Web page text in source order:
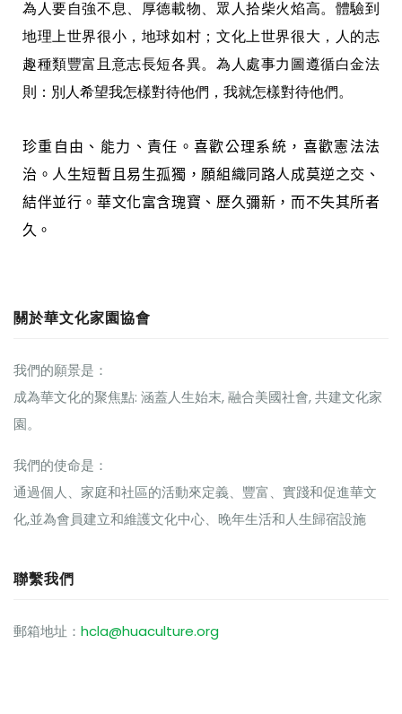
為人要自強不息、厚德載物、眾人拾柴火焰高。體驗到
地理上世界很小，地球如村；文化上世界很大，人的志
趣種類豐富且意志長短各異。為人處事力圖遵循白金法
則：別人希望我怎樣對待他們，我就怎樣對待他們。
珍重自由、能力、責任。喜歡公理系統，喜歡憲法法
治。人生短暫且易生孤獨，願組織同路人成莫逆之交、
結伴並行。華文化富含瑰寶、歷久彌新，而不失其所者
久。
關於華文化家園協會
我們的願景是：
成為華文化的聚焦點: 涵蓋人生始末, 融合美國社會, 共建文化家
園。
我們的使命是：
通過個人、家庭和社區的活動來定義、豐富、實踐和促進華文
化,並為會員建立和維護文化中心、晚年生活和人生歸宿設施
聯繫我們
郵箱地址： hcla@huaculture.org